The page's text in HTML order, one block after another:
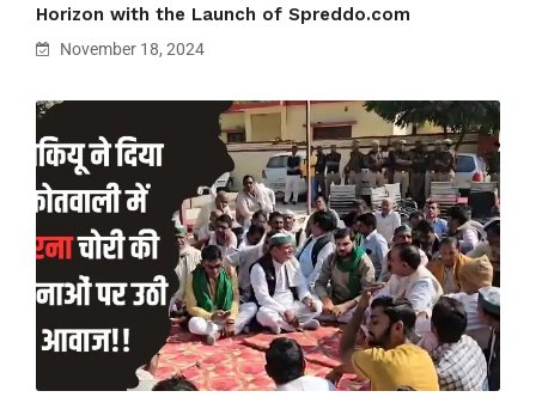
Horizon with the Launch of Spreddo.com
November 18, 2024